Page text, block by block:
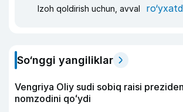
Izoh qoldirish uchun, avval
So‘nggi yangiliklar
Vengriya Oliy sudi sobiq raisi
nomzodini qoʻydi